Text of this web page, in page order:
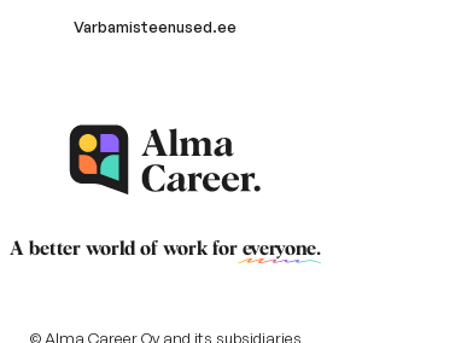
Varbamisteenused.ee
A better world of work for everyone.
© Alma Career Oy and its subsidiaries